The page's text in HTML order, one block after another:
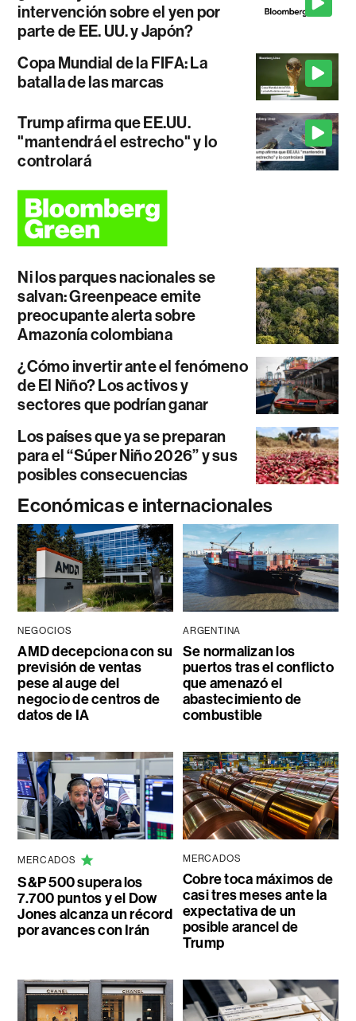
intervención sobre el yen por
parte de EE. UU. y Japón?
Copa Mundial de la FIFA: La
batalla de las marcas
Trump afirma que EE.UU.
"mantendrá el estrecho" y lo
controlará
Ni los parques nacionales se
salvan: Greenpeace emite
preocupante alerta sobre
Amazonía colombiana
¿Cómo invertir ante el fenómeno
de El Niño? Los activos y
sectores que podrían ganar
Los países que ya se preparan
para el “Súper Niño 2026” y sus
posibles consecuencias
Económicas e internacionales
NEGOCIOS
AMD decepciona con su
previsión de ventas
pese al auge del
negocio de centros de
datos de IA
ARGENTINA
Se normalizan los
puertos tras el conflicto
que amenazó el
abastecimiento de
combustible
MERCADOS
S&P 500 supera los
7.700 puntos y el Dow
Jones alcanza un récord
por avances con Irán
MERCADOS
Cobre toca máximos de
casi tres meses ante la
expectativa de un
posible arancel de
Trump